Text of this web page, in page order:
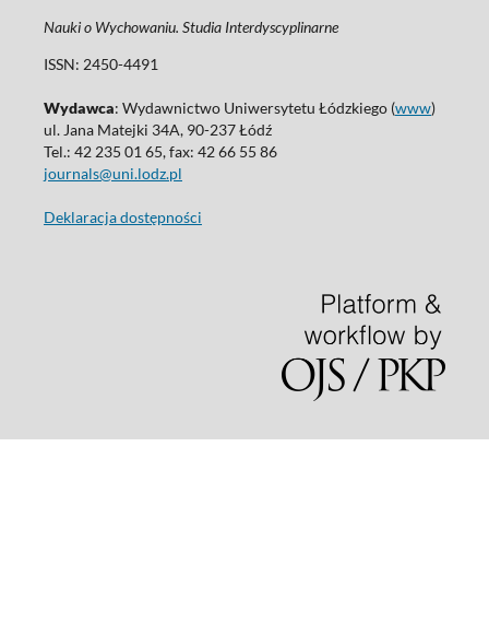
Nauki o Wychowaniu. Studia Interdyscyplinarne
ISSN: 2450-4491
Wydawca: Wydawnictwo Uniwersytetu Łódzkiego (www)
ul. Jana Matejki 34A, 90-237 Łódź
Tel.: 42 235 01 65, fax: 42 66 55 86
journals@uni.lodz.pl
Deklaracja dostępności